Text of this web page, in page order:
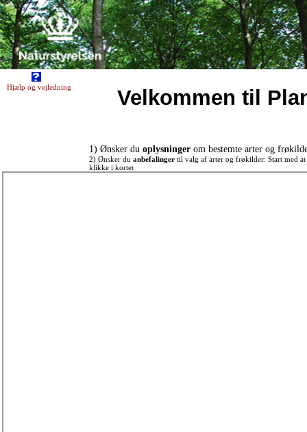
Velkommen til
1) Ønsker du oplysninger om bestemte arter og
2) Ønsker du anbefalinger til valg af arter og frøkilder: Start med
klikke i kortet
Hjælp og vejledning